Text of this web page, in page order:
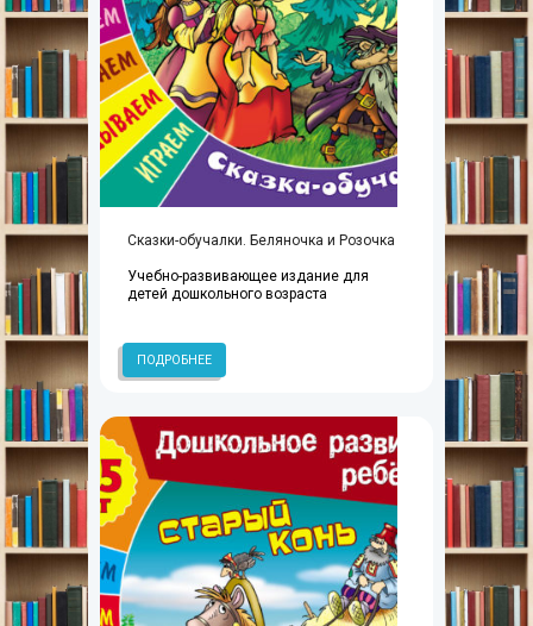
Сказки-обучалки. Беляночка и Розочка
Учебно-развивающее издание для
детей дошкольного возраста
ПОДРОБНЕЕ